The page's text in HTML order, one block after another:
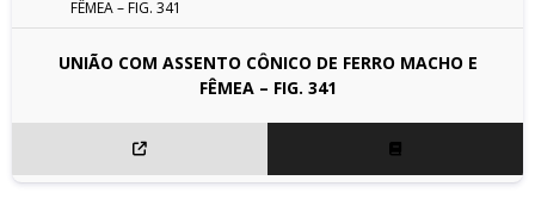
UNIÃO COM ASSENTO CÔNICO DE FERRO MACHO E
FÊMEA – FIG. 341